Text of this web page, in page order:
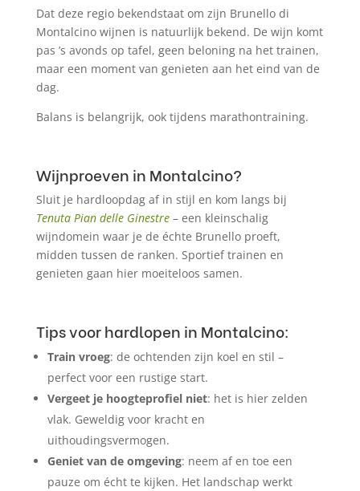
Dat deze regio bekendstaat om zijn Brunello di
Montalcino wijnen is natuurlijk bekend. De wijn komt
pas ’s avonds op tafel, geen beloning na het trainen,
maar een moment van genieten aan het eind van de
dag.
Balans is belangrijk, ook tijdens marathontraining.
Wijnproeven in Montalcino?
Sluit je hardloopdag af in stijl en kom langs bij
Tenuta Pian delle Ginestre– een kleinschalig
wijndomein waar je de échte Brunello proeft,
midden tussen de ranken. Sportief trainen en
genieten gaan hier moeiteloos samen.
Tips voor hardlopen in Montalcino:
Train vroeg: de ochtenden zijn koel en stil –
perfect voor een rustige start.
Vergeet je hoogteprofiel niet: het is hier zelden
vlak. Geweldig voor kracht en
uithoudingsvermogen.
Geniet van de omgeving: neem af en toe een
pauze om écht te kijken. Het landschap werkt